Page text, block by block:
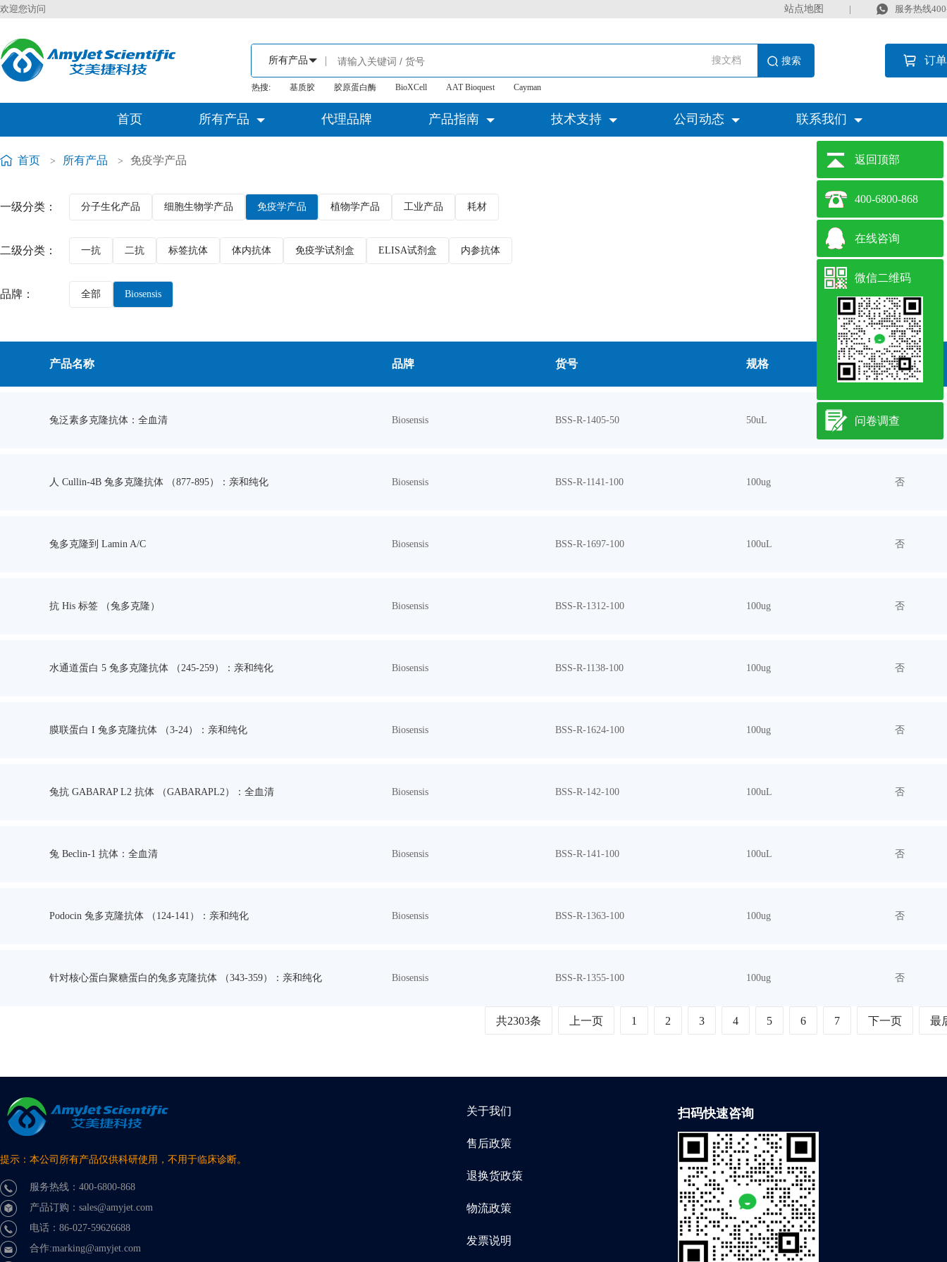
欢迎您访问 站点地图 | 服务热线
搜文档
热搜: 基质胶 胶原蛋白酶 BioXCell AAT Bioquest Cayman
订
首页 所有产品 代理品牌 产品指南 技术支持 公司动态 联系我们
首页 > 所有产品 > 免疫学产品
一级分类： 分子生化产品 细胞生物学产品 免疫学产品 植物学产品 工业产品 耗材
二级分类： 一抗 二抗 标签抗体 体内抗体 免疫学试剂盒 ELISA试剂盒 内参抗体
品牌： 全部 Biosensis
产品名称 品牌 货号 规格 现货
兔泛素多克隆抗体：全血清 Biosensis BSS-R-1405-50 50uL 否
人 Cullin-4B 兔多克隆抗体 （877-895）：亲和纯化 Biosensis BSS-R-1141-100 100ug 否
兔多克隆到 Lamin A/C Biosensis BSS-R-1697-100 100uL 否
抗 His 标签 （兔多克隆） Biosensis BSS-R-1312-100 100ug 否
水通道蛋白 5 兔多克隆抗体 （245-259）：亲和纯化 Biosensis BSS-R-1138-100 100ug 否
膜联蛋白 I 兔多克隆抗体 （3-24）：亲和纯化 Biosensis BSS-R-1624-100 100ug 否
兔抗 GABARAP L2 抗体 （GABARAPL2）：全血清 Biosensis BSS-R-142-100 100uL 否
兔 Beclin-1 抗体：全血清 Biosensis BSS-R-141-100 100uL 否
Podocin 兔多克隆抗体 （124-141）：亲和纯化 Biosensis BSS-R-1363-100 100ug 否
针对核心蛋白聚糖蛋白的兔多克隆抗体 （343-359）：亲和纯化 Biosensis BSS-R-1355-100 100ug 否
共2303条 上一页 1 2 3 4 5 6 7 下一页 最
提示：本公司所有产品仅供科研使用，不用于临床诊断。
服务热线：400-6800-868
产品订购：sales@amyjet.com
电话：86-027-59626688
合作:marking@amyjet.com
关于我们
售后政策
退换货政策
物流政策
发票说明
扫码快速咨询
返回顶部
400-6800-868
在线咨询
微信二维码
问卷调查